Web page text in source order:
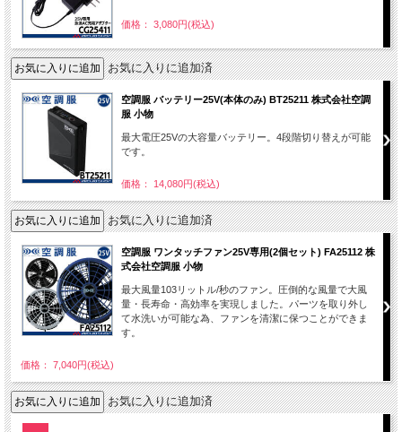
価格： 3,080円(税込)
お気に入りに追加済
空調服 バッテリー25V(本体のみ) BT25211 株式会社空調
服 小物
最大電圧25Vの大容量バッテリー。4段階切り替えが可能
です。
価格： 14,080円(税込)
お気に入りに追加済
空調服 ワンタッチファン25V専用(2個セット) FA25112 株
式会社空調服 小物
最大風量103リットル/秒のファン。圧倒的な風量で大風
量・長寿命・高効率を実現しました。パーツを取り外し
て水洗いが可能な為、ファンを清潔に保つことができま
す。
価格： 7,040円(税込)
お気に入りに追加済